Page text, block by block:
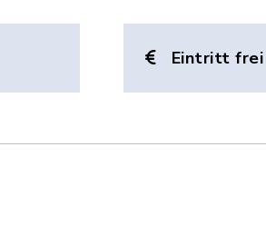
Eintritt frei